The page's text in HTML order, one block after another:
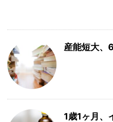
産能短大、
1歳1ヶ月、